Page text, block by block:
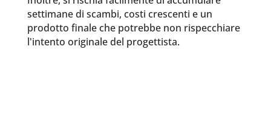
settimane di scambi, costi crescenti e un
prodotto finale che potrebbe non rispecchiare
l'intento originale del progettista.